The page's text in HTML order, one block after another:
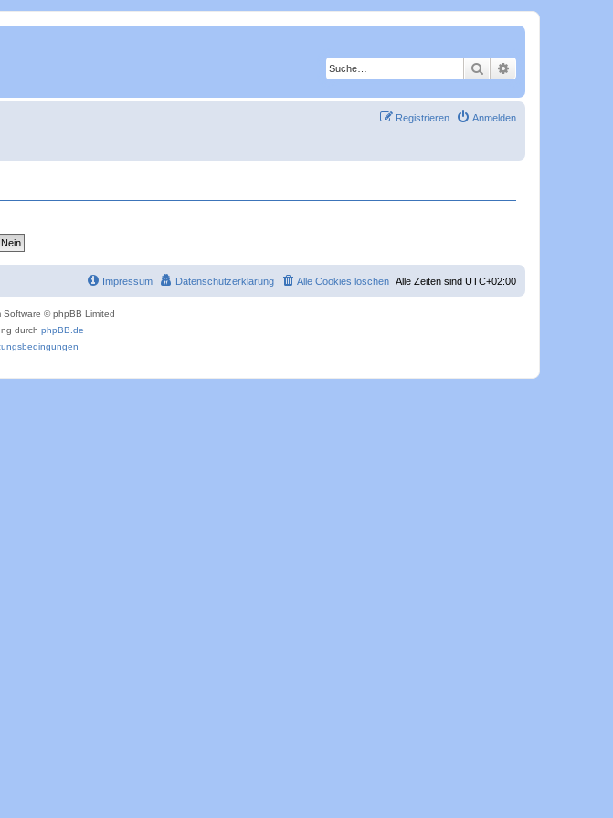
Suche
Anmelden
Registrieren
Alle Zeiten sind UTC+02:00
Alle Cookies löschen
Datenschutzerklärung
Impressum
Software © phpBB Limited
durch phpBB.de